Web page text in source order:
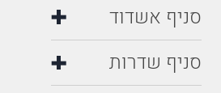
סניף אשדוד
סניף שדרות